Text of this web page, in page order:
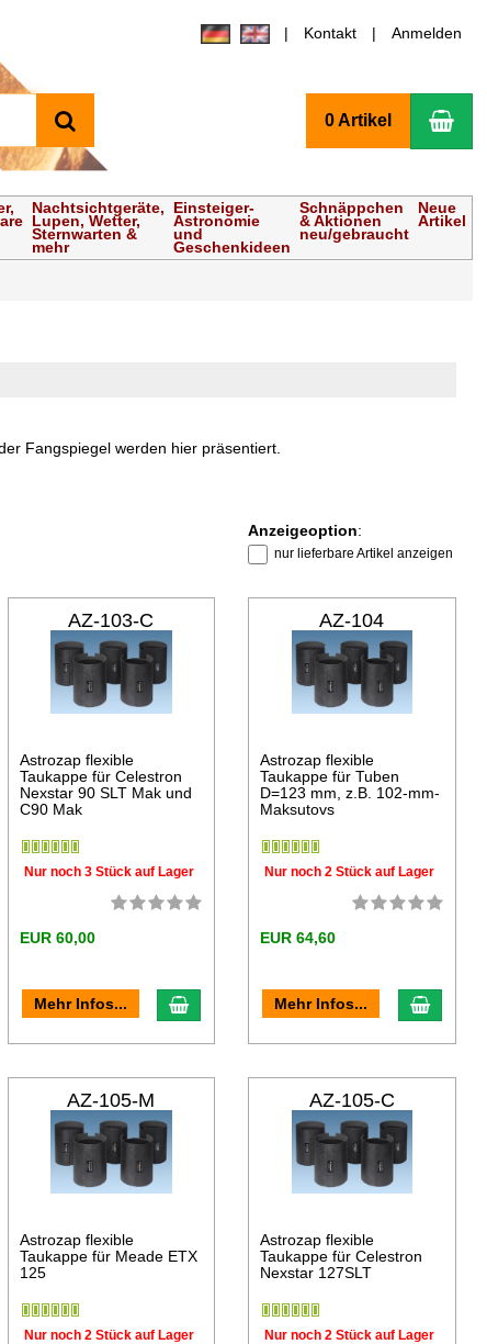
Kontakt Anmelden
0 Artikel
Nachtsichtgeräte,
Lupen, Wetter,
Sternwarten &
mehr
Einsteiger-
Astronomie
und
Geschenkideen
Schnäppchen
& Aktionen
neu/gebraucht
Neue
Artikel
Fangspiegel werden hier präsentiert.
Anzeigeoption:
nur lieferbare Artikel anzeigen
AZ-103-C
Astrozap flexible
Taukappe für Celestron
Nexstar 90 SLT Mak und
C90 Mak
Nur noch 3 Stück auf Lager
EUR 60,00
Mehr Infos...
AZ-104
Astrozap flexible
Taukappe für Tuben
D=123 mm, z.B. 102-mm-
Maksutovs
Nur noch 2 Stück auf Lager
EUR 64,60
Mehr Infos...
AZ-105-M
Astrozap flexible
Taukappe für Meade ETX
125
Nur noch 2 Stück auf Lager
AZ-105-C
Astrozap flexible
Taukappe für Celestron
Nexstar 127SLT
Nur noch 2 Stück auf Lager